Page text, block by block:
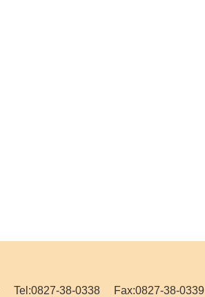
Tel:0827-38-0338 Fax:0827-38-0339